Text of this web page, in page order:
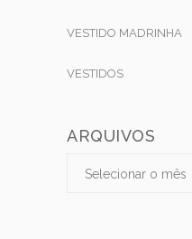
VESTIDO MADRINHA
VESTIDOS
ARQUIVOS
Selecionar o mês